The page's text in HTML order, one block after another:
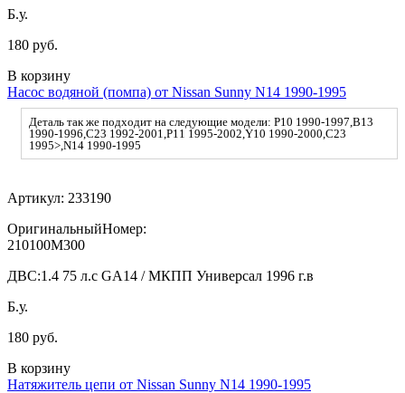
Б.у.
180 руб.
В корзину
Насос водяной (помпа) от Nissan Sunny N14 1990-1995
Деталь так же подходит на следующие модели: P10 1990-1997,B13
1990-1996,C23 1992-2001,P11 1995-2002,Y10 1990-2000,C23
1995>,N14 1990-1995
Артикул: 233190
ОригинальныйНомер:
210100M300
ДВС:1.4 75 л.с GA14 / МКПП Универсал 1996 г.в
Б.у.
180 руб.
В корзину
Натяжитель цепи от Nissan Sunny N14 1990-1995